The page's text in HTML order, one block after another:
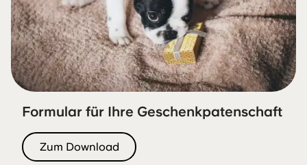
Formular für Ihre Geschenkpatenschaft
Zum Download